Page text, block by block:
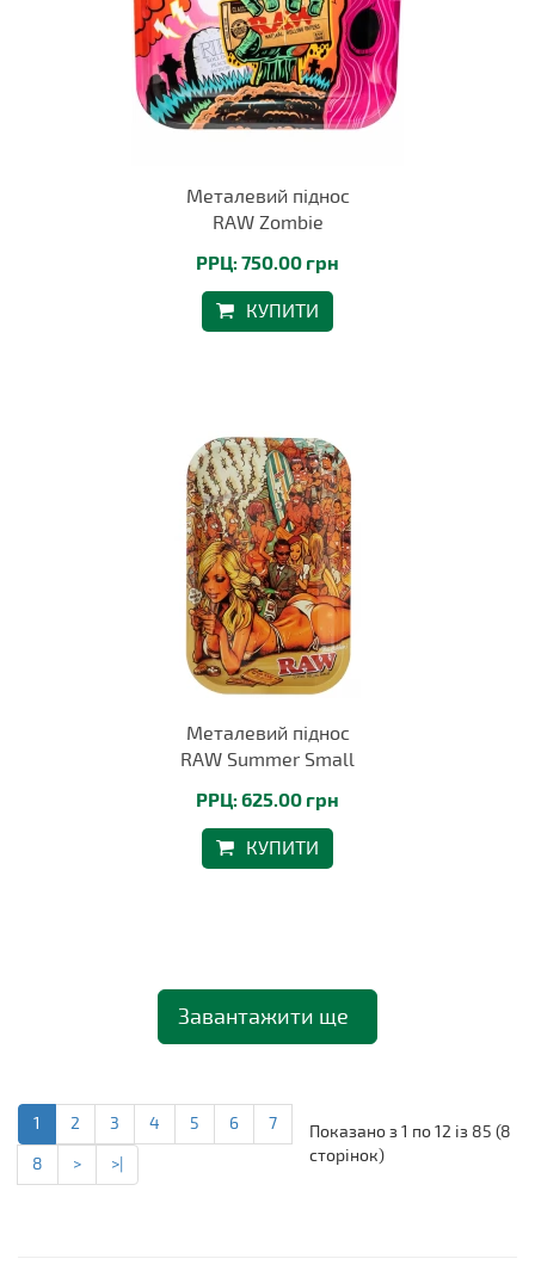
Металевий піднос
RAW Zombie
РРЦ: 750.00 грн
КУПИТИ
Металевий піднос
RAW Summer Small
РРЦ: 625.00 грн
КУПИТИ
Завантажити ще
1 2 3 4 5 6
7
8
> >|
Показано з 1 по 12 із 85 (8
сторінок)